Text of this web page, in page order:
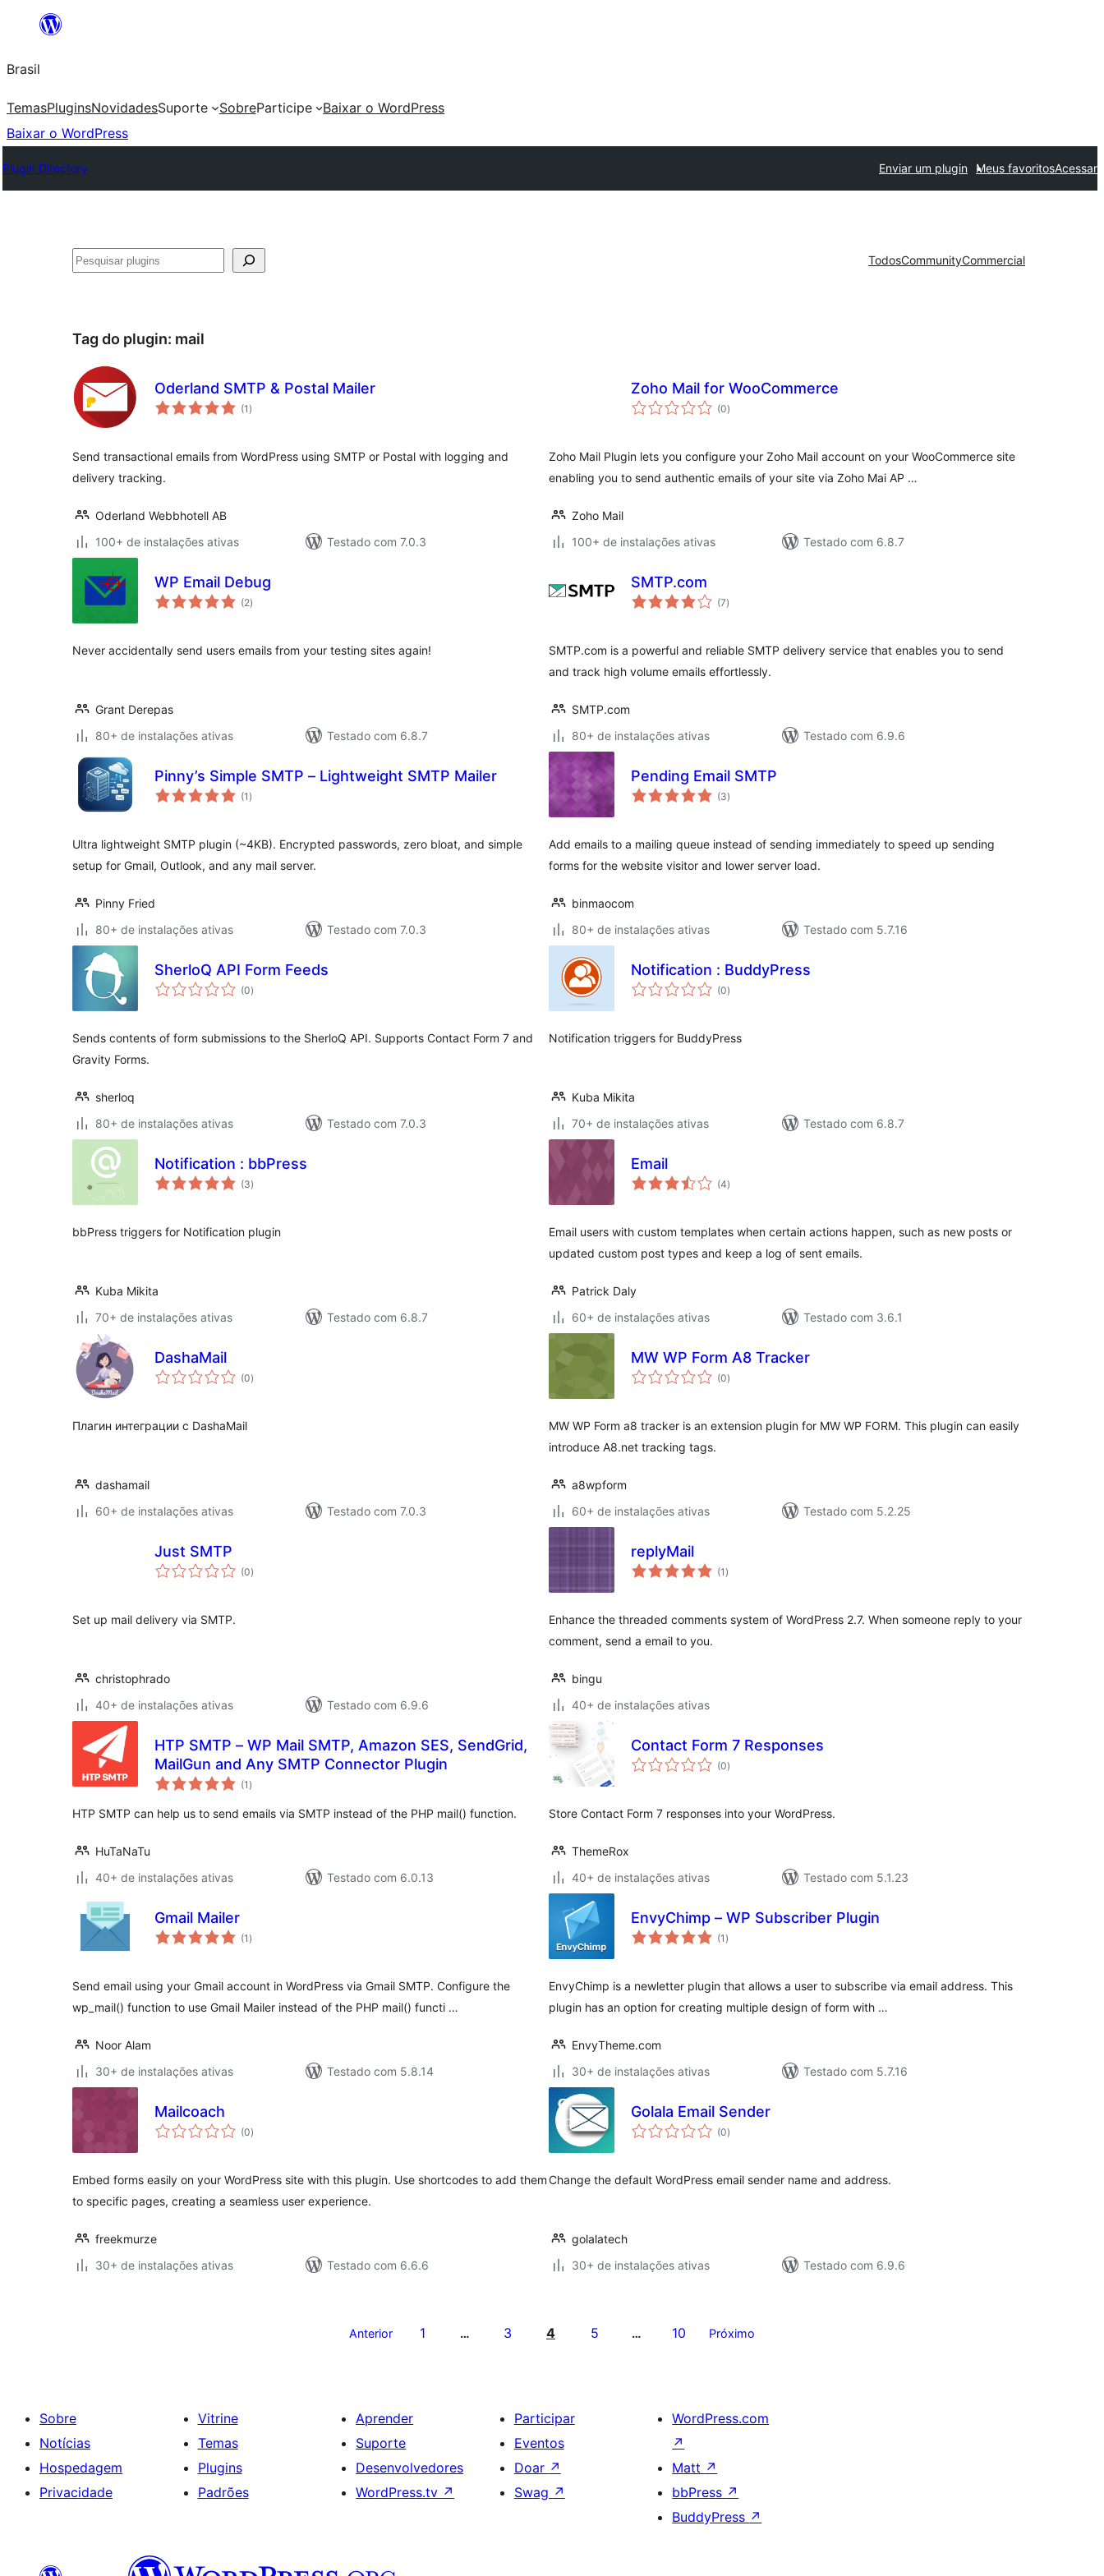
o
conteúdo
Brasil
TemasPluginsNovidadesSuporte SobreParticipe
Baixar o WordPress
Baixar o WordPress
Plugin Directory Enviar um plugin Meus favoritosAcessar
Pesquisar TodosCommunityCommercial
Tag do plugin: mail
Oderland SMTP & Postal Mailer
(1 total
de
)
Send transactional emails from WordPress using SMTP or Postal with logging and
delivery tracking.
Oderland Webbhotell AB
100+ de instalações ativas
Testado com 7.0.3
Zoho Mail for WooCommerce
(0total
de
)
Zoho Mail Plugin lets you configure your Zoho Mail account on your WooCommerce site
enabling you to send authentic emails of your site via Zoho Mai AP …
Zoho Mail
100+ de instalações ativas
Testado com 6.8.7
WP Email Debug
(2total
de
)
Never accidentally send users emails from your testing sites again!
Grant Derepas
80+ de instalações ativas
Testado com 6.8.7
SMTP.com
(7total
de
)
SMTP.com is a powerful and reliable SMTP delivery service that enables you to send
and track high volume emails effortlessly.
SMTP.com
80+ de instalações ativas
Testado com 6.9.6
Pinny’s Simple SMTP – Lightweight SMTP Mailer
(1 total
de
)
Ultra lightweight SMTP plugin (~4KB). Encrypted passwords, zero bloat, and simple
setup for Gmail, Outlook, and any mail server.
Pinny Fried
80+ de instalações ativas
Testado com 7.0.3
Pending Email SMTP
(3total
de
)
Add emails to a mailing queue instead of sending immediately to speed up sending
forms for the website visitor and lower server load.
binmaocom
80+ de instalações ativas
Testado com 5.7.16
SherloQ API Form Feeds
(0total
de
)
Sends contents of form submissions to the SherloQ API. Supports Contact Form 7 and
Gravity Forms.
sherloq
80+ de instalações ativas
Testado com 7.0.3
Notification : BuddyPress
(0total
de
)
Notification triggers for BuddyPress
Kuba Mikita
70+ de instalações ativas
Testado com 6.8.7
Notification : bbPress
(3total
de
)
bbPress triggers for Notification plugin
Kuba Mikita
70+ de instalações ativas
Testado com 6.8.7
Email
(4total
de
)
Email users with custom templates when certain actions happen, such as new posts or
updated custom post types and keep a log of sent emails.
Patrick Daly
60+ de instalações ativas
Testado com 3.6.1
DashaMail
(0total
de
)
Плагин интеграции с DashaMail
dashamail
60+ de instalações ativas
Testado com 7.0.3
MW WP Form A8 Tracker
(0total
de
)
MW WP Form a8 tracker is an extension plugin for MW WP FORM. This plugin can easily
introduce A8.net tracking tags.
a8wpform
60+ de instalações ativas
Testado com 5.2.25
Just SMTP
(0total
de
)
Set up mail delivery via SMTP.
christophrado
40+ de instalações ativas
Testado com 6.9.6
replyMail
(1 total
de
)
Enhance the threaded comments system of WordPress 2.7. When someone reply to your
comment, send a email to you.
bingu
40+ de instalações ativas
HTP SMTP – WP Mail SMTP, Amazon SES, SendGrid,
MailGun and Any SMTP Connector Plugin
(1 total
de
)
HTP SMTP can help us to send emails via SMTP instead of the PHP mail() function.
HuTaNaTu
40+ de instalações ativas
Testado com 6.0.13
Contact Form 7 Responses
(0total
de
)
Store Contact Form 7 responses into your WordPress.
ThemeRox
40+ de instalações ativas
Testado com 5.1.23
Gmail Mailer
(1 total
de
)
Send email using your Gmail account in WordPress via Gmail SMTP. Configure the
wp_mail() function to use Gmail Mailer instead of the PHP mail() functi …
Noor Alam
30+ de instalações ativas
Testado com 5.8.14
EnvyChimp – WP Subscriber Plugin
(1 total
de
)
EnvyChimp is a newletter plugin that allows a user to subscribe via email address. This
plugin has an option for creating multiple design of form with …
EnvyTheme.com
30+ de instalações ativas
Testado com 5.7.16
Mailcoach
(0total
de
)
Embed forms easily on your WordPress site with this plugin. Use shortcodes to add them
to specific pages, creating a seamless user experience.
freekmurze
30+ de instalações ativas
Testado com 6.6.6
Golala Email Sender
(0total
de
)
Change the default WordPress email sender name and address.
golalatech
30+ de instalações ativas
Testado com 6.9.6
Anterior 1 … 3 4 5 … 10 Próximo
Sobre
Notícias
Hospedagem
Privacidade
Vitrine
Temas
Plugins
Padrões
Aprender
Suporte
Desenvolvedores
WordPress.tv ↗
Participar
Eventos
Doar ↗
Swag ↗
WordPress.com
↗
Matt ↗
bbPress ↗
BuddyPress ↗